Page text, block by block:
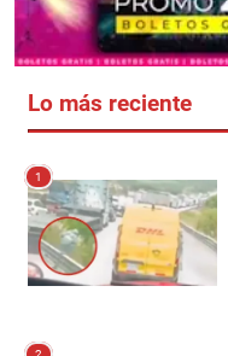
Lo más reciente
1